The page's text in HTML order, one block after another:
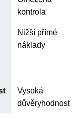
kontrola
Nižší přímé
náklady
Vysoká
důvěryhodnost